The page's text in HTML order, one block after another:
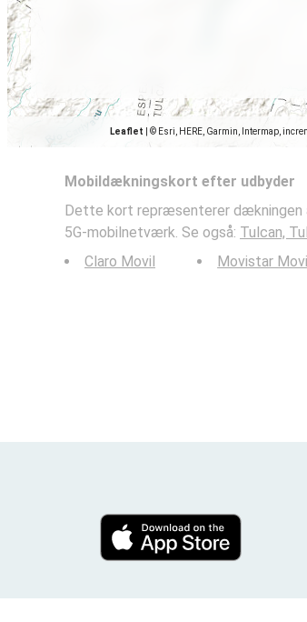
Leaflet © Esri, HERE, Garmin, Intermap,
Mobildækningskort efter udbyder
Dette kort repræsenterer dækningen
5G-mobilnetværk. Se også: Tulcan,
Claro Movil
Movistar